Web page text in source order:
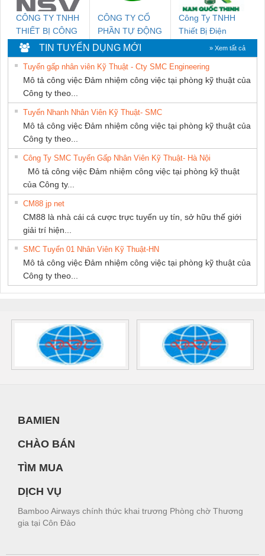
CÔNG TY TNHH
THIẾT BỊ CÔNG
NGHIỆP NIHON
SETSUBI VIỆT
NAM
CÔNG TY CỔ
PHẦN TỰ ĐỘNG
TIẾN HƯNG
Công Ty TNHH
Thiết Bị Điện
Nam Quốc Thịnh
TIN TUYỂN DỤNG MỚI » Xem tất cả
Tuyển gấp nhân viên Kỹ Thuật - Cty SMC Engineering
Mô tả công việc Đảm nhiệm công việc tại phòng kỹ thuật của
Công ty theo...
Tuyển Nhanh Nhân Viên Kỹ Thuật- SMC
Mô tả công việc Đảm nhiệm công việc tại phòng kỹ thuật của
Công ty theo...
Công Ty SMC Tuyển Gấp Nhân Viên Kỹ Thuật- Hà Nội
Mô tả công việc Đảm nhiệm công việc tại phòng kỹ thuật
của Công ty...
CM88 jp net
CM88 là nhà cái cá cược trực tuyến uy tín, sở hữu thế giới
giải trí hiện...
SMC Tuyển 01 Nhân Viên Kỹ Thuật-HN
Mô tả công việc Đảm nhiệm công việc tại phòng kỹ thuật của
Công ty theo...
BAMIEN
CHÀO BÁN
TÌM MUA
DỊCH VỤ
Bamboo Airways chính thức khai trương Phòng chờ Thương
gia tại Côn Đảo